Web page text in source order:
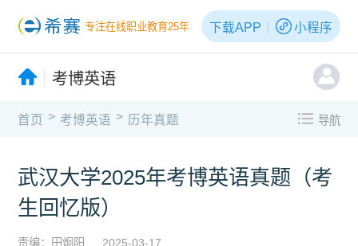
专注在线职业教育25年 下载APP 小程序
考博英语
首页 > 考博英语 > 历年真题 导航
武汉大学2025年考博英语真题（考
生回忆版）
责编：田炯阳 2025-03-17